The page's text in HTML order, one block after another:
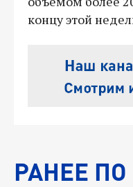
концу этой
РАНЕЕ